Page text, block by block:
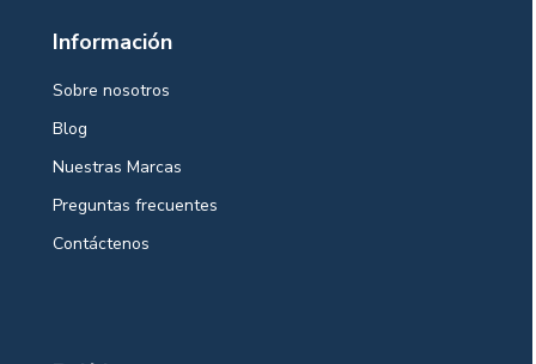
Información
Sobre nosotros
Blog
Nuestras Marcas
Preguntas frecuentes
Contáctenos